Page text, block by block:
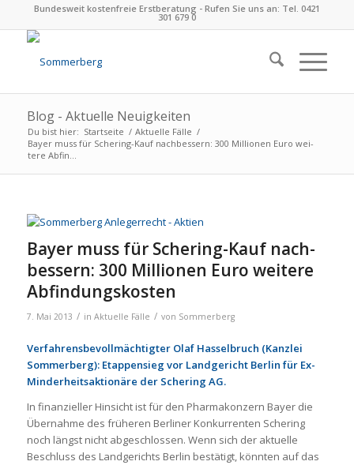
Bundesweit kostenfreie Erstberatung - Rufen Sie uns an: Tel. 0421
301 679 0
Blog - Aktuelle Neuigkeiten
Du bist hier: Startseite / Aktuelle Fälle /
Bayer muss für Schering-Kauf nach­bes­sern: 300 Mil­lio­nen Euro wei­
tere Abfin...
Bayer muss für Schering-Kauf nach­
bes­sern: 300 Mil­lio­nen Euro wei­tere
Abfin­dungs­kos­ten
7. Mai 2013 / in Aktuelle Fälle / von Sommerberg
Verfahrensbevollmächtigter Olaf Hasselbruch (Kanzlei
Sommerberg): Etappensieg vor Landgericht Berlin für Ex-
Minderheitsaktionäre der Schering AG.
In finanzieller Hinsicht ist für den Pharmakonzern Bayer die
Übernahme des früheren Berliner Konkurrenten Schering
noch längst nicht abgeschlossen. Wenn sich der aktuelle
Beschluss des Landgerichts Berlin bestätigt, könnten auf das